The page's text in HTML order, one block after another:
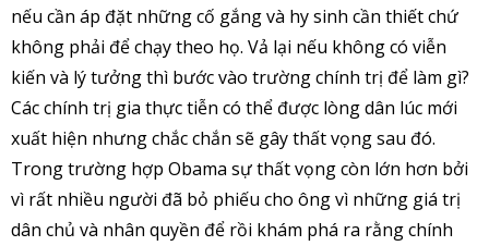
nếu cần áp đặt những cố gắng và hy sinh cần thiết chứ
không phải để chạy theo họ. Vả lại nếu không có viễn
kiến và lý tưởng thì bước vào trường chính trị để làm gì?
Các chính trị gia thực tiễn có thể được lòng dân lúc mới
xuất hiện nhưng chắc chắn sẽ gây thất vọng sau đó.
Trong trường hợp Obama sự thất vọng còn lớn hơn bởi
vì rất nhiều người đã bỏ phiếu cho ông vì những giá trị
dân chủ và nhân quyền để rồi khám phá ra rằng chính